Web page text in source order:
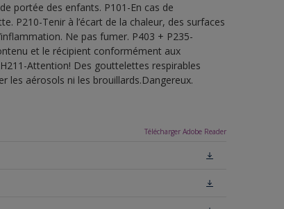
portée des enfants. P101-En cas de
P210-Tenir à l’écart de la chaleur, des surfaces
Ne pas fumer. P403 + P235-
et le récipient conformément aux
Attention! Des gouttelettes respirables
les aérosols ni les brouillards.Dangereux.
Télécharger Adobe Reader